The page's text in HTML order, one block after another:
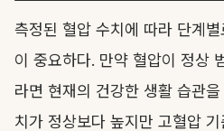
측정된 혈압 수치에 따라 단계
이 중요하다. 만약 혈압이 정상
라면 현재의 건강한 생활 습관
치가 정상보다 높지만 고혈압